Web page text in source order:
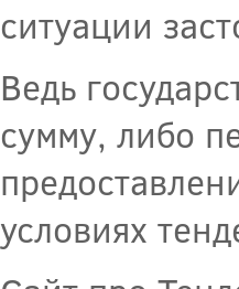
ситуации
Ведь
сумму, либо
условиях